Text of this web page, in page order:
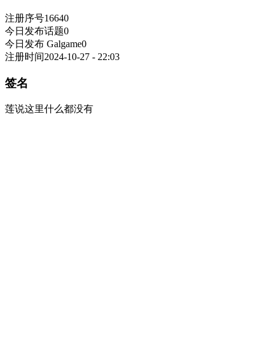
注册序号16640
今日发布话题0
今日发布 Galgame0
注册时间2024-10-27 - 22:03
签名
莲说这里什么都没有